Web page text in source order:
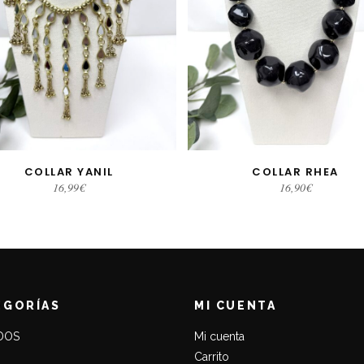
AÑADIR AL CARRITO
COLLAR YANIL
16,99€
SELECCIONAR
COLLAR RHEA
16,90€
MI CUENTA
Mi cuenta
Carrito